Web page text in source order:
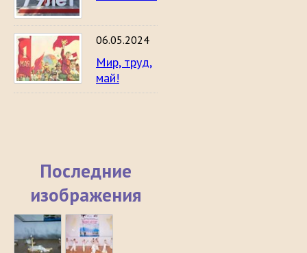
06.05.2024
Мир, труд,
май!
Последние
изображения